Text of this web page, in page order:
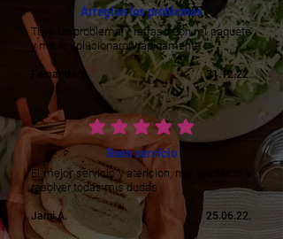
Arreglan los problemas
Tuve un problema y retraso con mi paquete
y me lo solucionaron rápidamente
Fernanda Y. 31.12.22.
vidējais vērtējums ir 5 no 5
Buen servicio
El mejor servicio y atencion, me ayudaron a
resolver todas mis dudas
Jami A. 25.06.22.